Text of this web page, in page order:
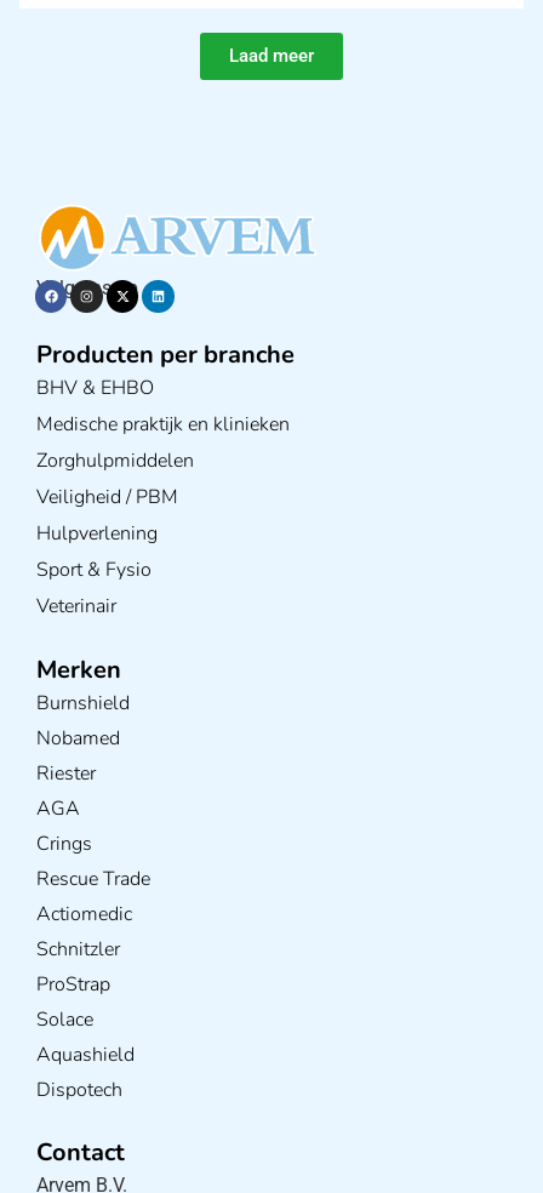
Laad meer
Volg ons op
Producten per branche
BHV & EHBO
Medische praktijk en klinieken
Zorghulpmiddelen
Veiligheid / PBM
Hulpverlening
Sport & Fysio
Veterinair
Merken
Burnshield
Nobamed
Riester
AGA
Crings
Rescue Trade
Actiomedic
Schnitzler
ProStrap
Solace
Aquashield
Dispotech
Contact
Arvem B.V.